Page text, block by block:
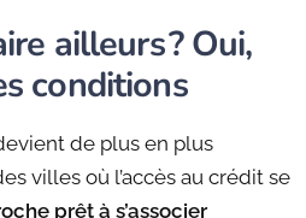
ailleurs ? Oui,
conditions
de plus en plus
villes où l’accès au crédit se
prêt à s’associer